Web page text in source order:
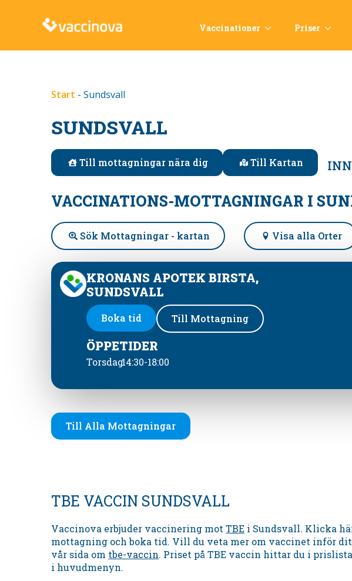
Vaccinationer Priser
Start -Sundsvall
SUNDSVALL
Till mottagningar nära dig Till Kartan
VACCINATIONS-MOTTAGNINGAR I
Sök Mottagningar - kartan Visa alla Orter
KRONANS APOTEK BIRSTA,
SUNDSVALL
Boka tid Till Mottagning
ÖPPETIDER
Torsdag14:30-18:00
Till Alla Mottagningar
TBE VACCIN SUNDSVALL
Vaccinova erbjuder vaccinering motTBE i Sundsvall. Klicka
mottagning och boka tid. Vill du veta mer om vaccinet inför
vår sida om tbe-vaccin. Priset på TBE vaccin hittar du i
i huvudmenyn.